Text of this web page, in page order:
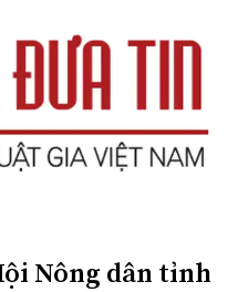
Nông dân tỉnh